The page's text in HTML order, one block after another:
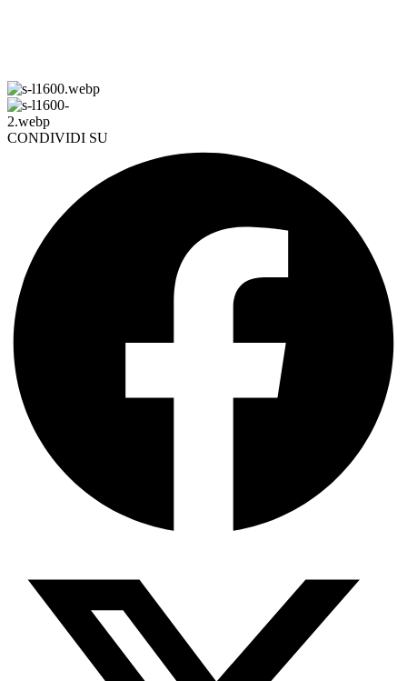
CONDIVIDI SU